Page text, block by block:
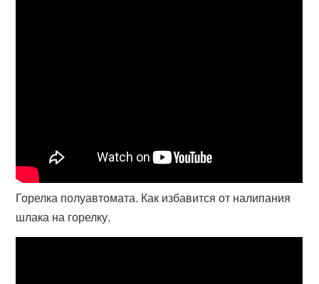
Горелка полуавтомата. Как избавится от налипания
шлака на горелку.